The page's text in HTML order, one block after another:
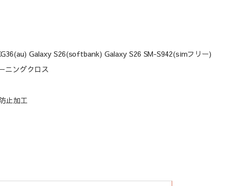
Galaxy S26(softbank) Galaxy S26 SM-S942(simフリー)
ニングクロス
止加工